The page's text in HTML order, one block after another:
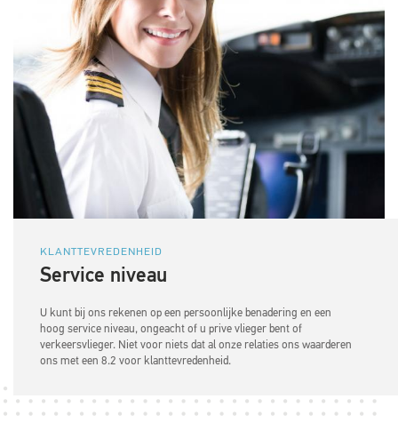
Zoeken naar

Anderen zochten ook
KLANTTEVREDENHEID
Service niveau
U kunt bij ons rekenen op een persoonlijke benadering en een
hoog service niveau, ongeacht of u prive vlieger bent of
verkeersvlieger. Niet voor niets dat al onze relaties ons waarderen
ons met een 8.2 voor klanttevredenheid.